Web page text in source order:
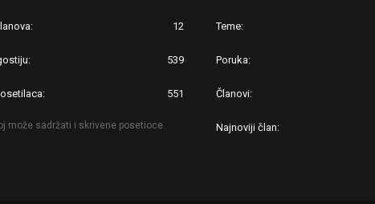
12
539
551
može sadržati i skrivene posetioce.
Teme
Poruka
Članovi
Najnoviji član